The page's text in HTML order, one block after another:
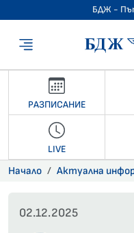
БДЖ -
РАЗПИСАНИЕ
LIVE
Начало Актуална
02.12.2025